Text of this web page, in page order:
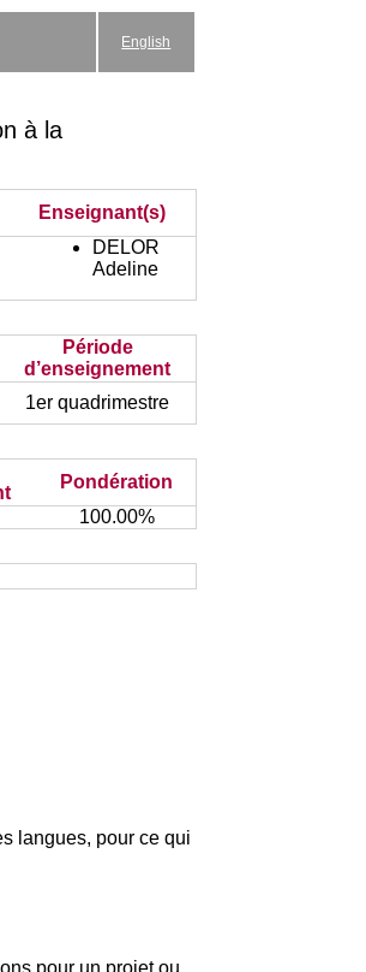
English
à la
Enseignant(s)
DELOR
Adeline
Période
d’enseignement
1er quadrimestre
Pondération
100.00%
langues, pour ce qui
pour un projet ou